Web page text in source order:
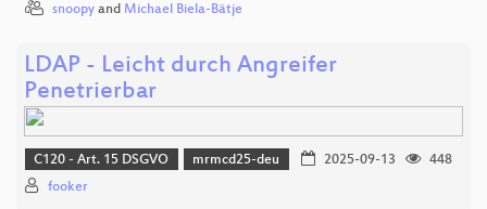
snoopy and Michael Biela-Bätje
LDAP - Leicht durch Angreifer
Penetrierbar
C120 - Art. 15 DSGVO mrmcd25-deu 2025-09-13
448
fooker